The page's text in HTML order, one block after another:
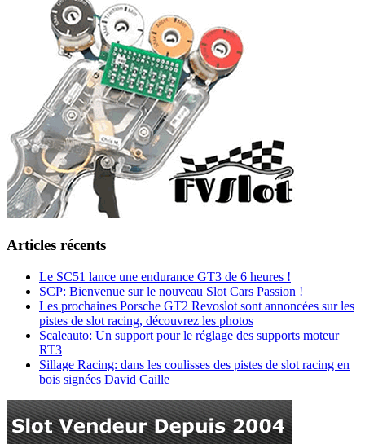
Articles récents
Le SC51 lance une endurance GT3 de 6 heures !
SCP: Bienvenue sur le nouveau Slot Cars Passion !
Les prochaines Porsche GT2 Revoslot sont annoncées sur les
pistes de slot racing, découvrez les photos
Scaleauto: Un support pour le réglage des supports moteur
RT3
Sillage Racing: dans les coulisses des pistes de slot racing en
bois signées David Caille